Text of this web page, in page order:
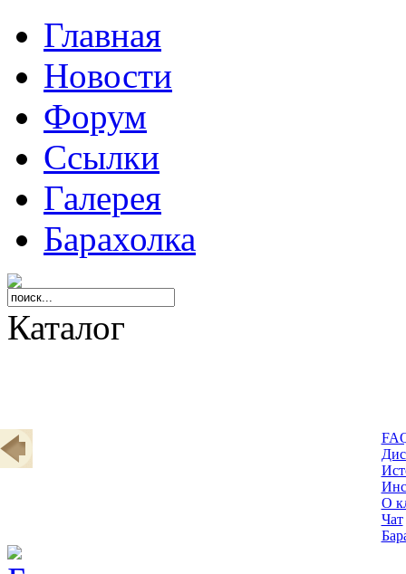
Главная
Новости
Форум
Ссылки
Галерея
Барахолка
Каталог
О
Чат